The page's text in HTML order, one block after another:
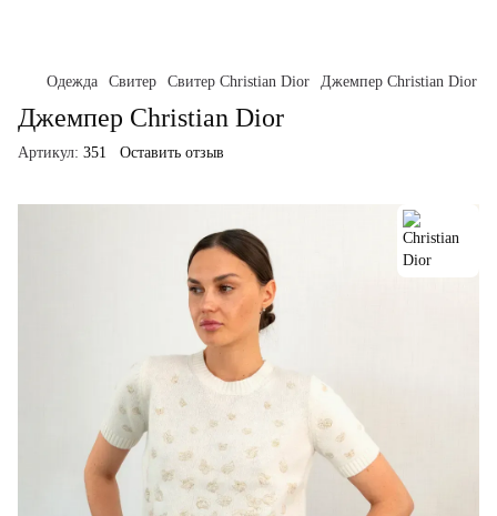
Одежда Свитер Свитер Christian Dior Джемпер Christian Dior
Джемпер Christian Dior
Артикул: 351 Оставить отзыв